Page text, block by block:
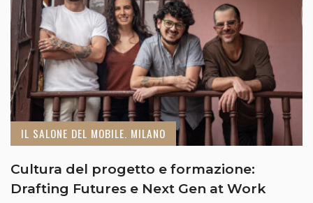
IL SALONE DEL MOBILE. MILANO
Cultura del progetto e formazione:
Drafting Futures e Next Gen at Work